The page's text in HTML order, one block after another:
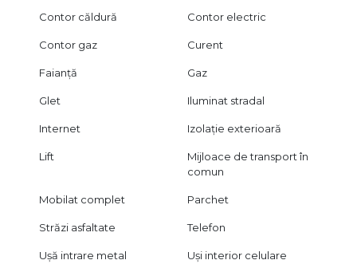
Contor căldură Contor electric
Contor gaz Curent
Faianță Gaz
Glet Iluminat stradal
Internet Izolație exterioară
Lift
Mijloace de transport în
comun
Mobilat complet Parchet
Străzi asfaltate Telefon
Ușă intrare metal Uși interior celulare